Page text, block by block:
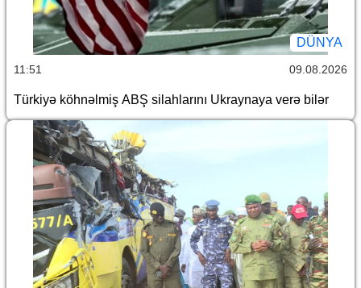
DÜNYA
11:51 09.08.2026
Türkiyə köhnəlmiş ABŞ silahlarını Ukraynaya verə bilər